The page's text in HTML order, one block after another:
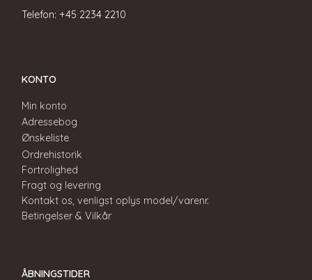
Telefon: +45 2234 2210
KONTO
Min konto
Adressebog
Ønskeliste
Ordrehistorik
Fortrolighed
Fragt og levering
Kontakt os, venligst oplys model/varenr.
Betingelser & Vilkår
ÅBNINGSTIDER